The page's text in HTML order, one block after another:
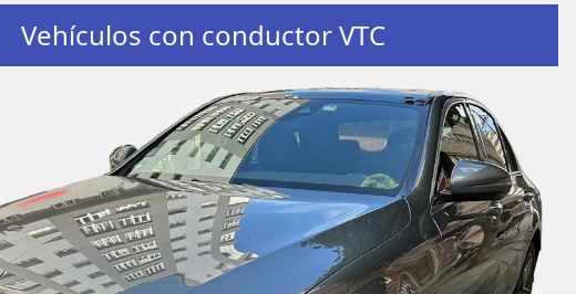
Vehículos con conductor VTC